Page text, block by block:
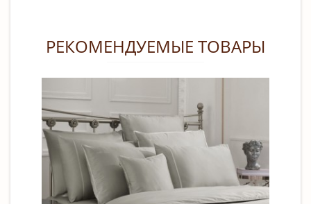
РЕКОМЕНДУЕМЫЕ ТОВАРЫ